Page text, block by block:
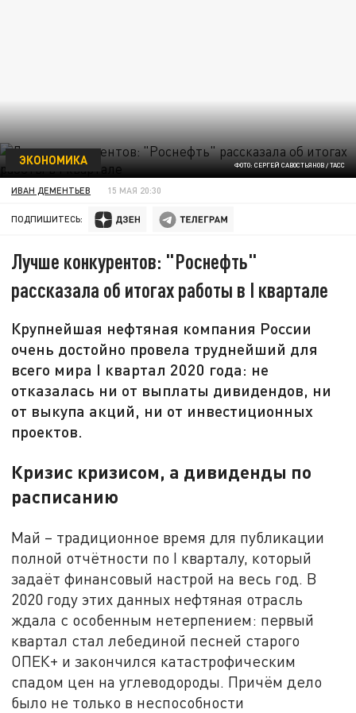
ФОТО: СЕРГЕЙ САВОСТЬЯНОВ / ТАСС
ЭКОНОМИКА
ИВАН ДЕМЕНТЬЕВ 15 МАЯ 20:30
ПОДПИШИТЕСЬ:
Лучше конкурентов: "Роснефть"
рассказала об итогах работы в I квартале
Крупнейшая нефтяная компания России
очень достойно провела труднейший для
всего мира I квартал 2020 года: не
отказалась ни от выплаты дивидендов, ни
от выкупа акций, ни от инвестиционных
проектов.
Кризис кризисом, а дивиденды по
расписанию
Май – традиционное время для публикации
полной отчётности по I кварталу, который
задаёт финансовый настрой на весь год. В
2020 году этих данных нефтяная отрасль
ждала с особенным нетерпением: первый
квартал стал лебединой песней старого
ОПЕК+ и закончился катастрофическим
спадом цен на углеводороды. Причём дело
было не только в неспособности